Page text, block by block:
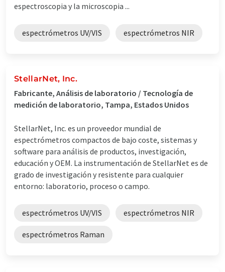
espectroscopia y la microscopia ...
espectrómetros UV/VIS espectrómetros NIR
StellarNet, Inc.
Fabricante, Análisis de laboratorio / Tecnología de
medición de laboratorio, Tampa, Estados Unidos
StellarNet, Inc. es un proveedor mundial de
espectrómetros compactos de bajo coste, sistemas y
software para análisis de productos, investigación,
educación y OEM. La instrumentación de StellarNet es de
grado de investigación y resistente para cualquier
entorno: laboratorio, proceso o campo.
espectrómetros UV/VIS espectrómetros NIR
espectrómetros Raman